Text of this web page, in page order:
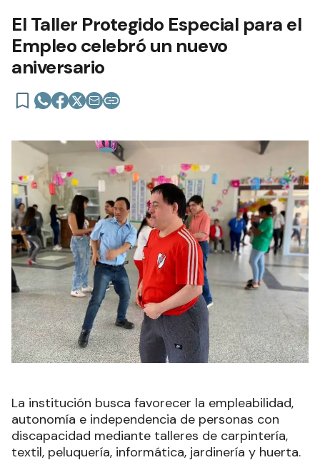
El Taller Protegido Especial para el
Empleo celebró un nuevo
aniversario
La institución busca favorecer la empleabilidad,
autonomía e independencia de personas con
discapacidad mediante talleres de carpintería,
textil, peluquería, informática, jardinería y huerta.